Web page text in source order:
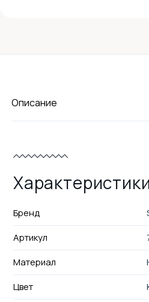
Описание
Бренд
Артикул
Материал
Цвет